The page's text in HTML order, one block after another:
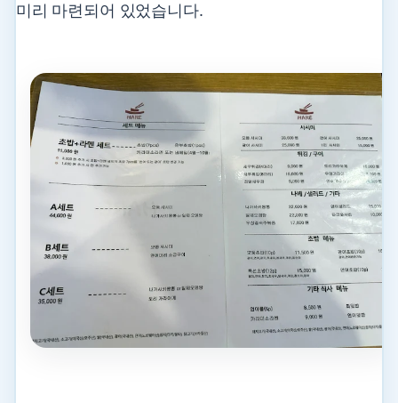
미리 마련되어 있었습니다.